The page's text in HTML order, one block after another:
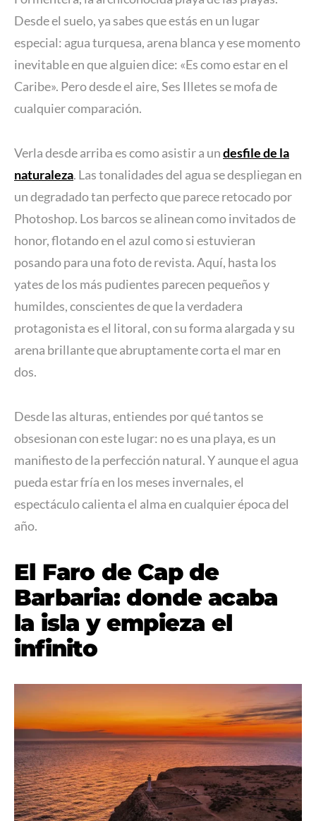
Desde el suelo, ya sabes que estás en un lugar
especial: agua turquesa, arena blanca y ese momento
inevitable en que alguien dice: «Es como estar en el
Caribe». Pero desde el aire, Ses Illetes se mofa de
cualquier comparación.
Verla desde arriba es como asistir a undesfile de la
naturaleza. Las tonalidades del agua se despliegan en
un degradado tan perfecto que parece retocado por
Photoshop. Los barcos se alinean como invitados de
honor, flotando en el azul como si estuvieran
posando para una foto de revista. Aquí, hasta los
yates de los más pudientes parecen pequeños y
humildes, conscientes de que la verdadera
protagonista es el litoral, con su forma alargada y su
arena brillante que abruptamente corta el mar en
dos.
Desde las alturas, entiendes por qué tantos se
obsesionan con este lugar: no es una playa, es un
manifiesto de la perfección natural. Y aunque el agua
pueda estar fría en los meses invernales, el
espectáculo calienta el alma en cualquier época del
año.
El Faro de Cap de
Barbaria: donde acaba
la isla y empieza el
infinito